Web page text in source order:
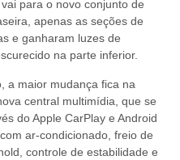
para o novo conjunto de
apenas as seções de
e ganharam luzes de
na parte inferior.
mudança fica na
central multimídia, que se
do Apple CarPlay e Android
ar-condicionado, freio de
controle de estabilidade e